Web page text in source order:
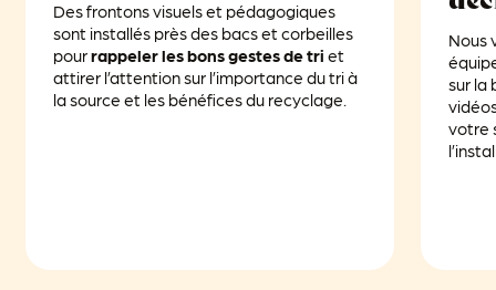
Des frontons visuels et pédagogiques
sont installés près des bacs et corbeilles
pourrappeler les bons gestes de tri et
attirer l’attention sur l’importance du tri à
la source et les bénéfices du recyclage.
Nous
sur la
votre